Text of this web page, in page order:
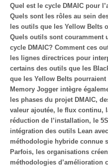
Quel est le cycle DMAIC pour
Quels sont les rôles au sein
les outils que les Yellow Belts
Quels outils sont couramment
cycle DMAIC? Comment ces
les lignes directrices pour
certains des outils que les
que les Yellow Belts
Memory Jogger intègre
les phases du projet DMAIC,
valeur ajoutée, le flux continu,
réduction de l’installation, le
intégration des outils Lean
méthodologie hybride connue
Parfois, les organisations
méthodologies d’amélioration